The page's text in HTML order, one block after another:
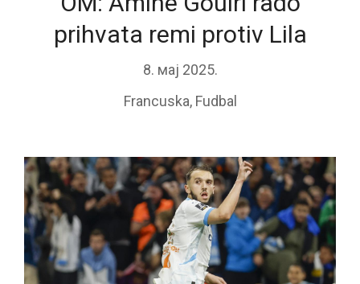
prihvata remi protiv Lila
8. мај 2025.
Francuska, Fudbal